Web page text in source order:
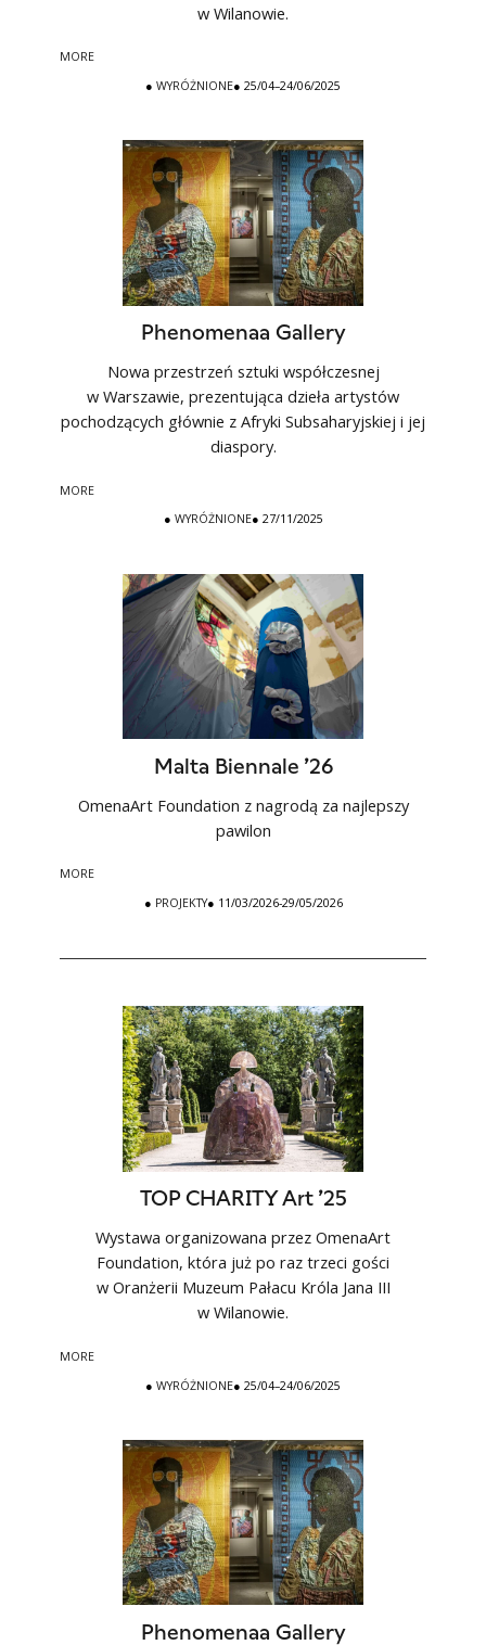
w Wilanowie.
MORE
● WYRÓŻNIONE● 25/04–24/06/2025
Phenomenaa Gallery
Nowa przestrzeń sztuki współczesnej
w Warszawie, prezentująca dzieła artystów
pochodzących głównie z Afryki Subsaharyjskiej i jej
diaspory.
MORE
● WYRÓŻNIONE● 27/11/2025
Malta Biennale ’26
OmenaArt Foundation z nagrodą za najlepszy
pawilon
MORE
● PROJEKTY● 11/03/2026-29/05/2026
TOP CHARITY Art ’25
Wystawa organizowana przez OmenaArt
Foundation, która już po raz trzeci gości
w Oranżerii Muzeum Pałacu Króla Jana III
w Wilanowie.
MORE
● WYRÓŻNIONE● 25/04–24/06/2025
Phenomenaa Gallery